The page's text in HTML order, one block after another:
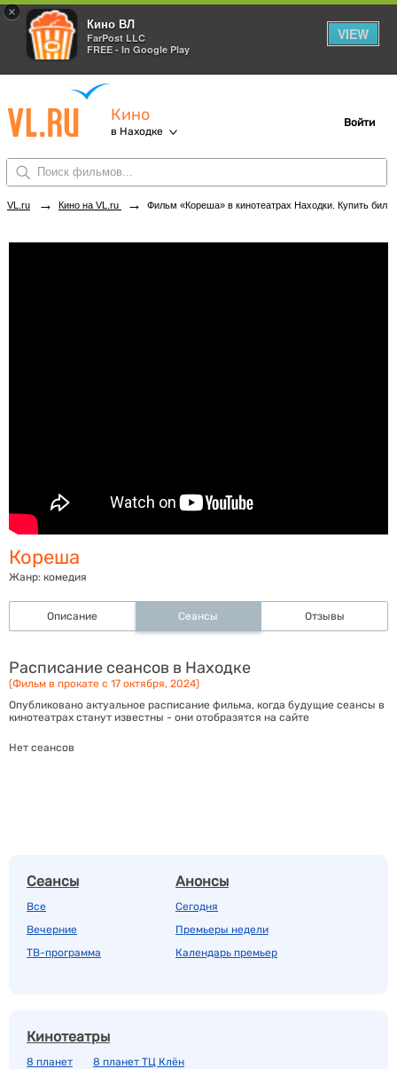
×
Кино ВЛ
FarPost LLC
FREE - In Google Play
VIEW
Кино
в Находке
Войти
VL.ru → Кино на VL.ru → Фильм «Кореша» в кинотеатрах Находки. Купить билеты!
Кореша
Жанр: комедия
Описание Сеансы Отзывы
Расписание сеансов в Находке
(Фильм в прокате с 17 октября, 2024)
Опубликовано актуальное расписание фильма, когда будущие сеансы в
кинотеатрах станут известны - они отобразятся на сайте
Нет сеансов
Сеансы
Все
Вечерние
ТВ-программа
Анонсы
Сегодня
Премьеры недели
Календарь премьер
Кинотеатры
8 планет 8 планет ТЦ Клён